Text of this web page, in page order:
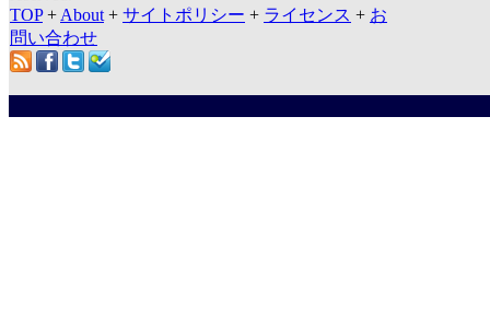
TOP+ About + サイトポリシー + ライセンス + お
問い合わせ